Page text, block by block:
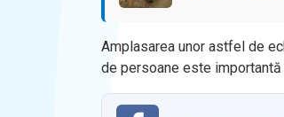
Amplasarea unor astfel de
de persoane este